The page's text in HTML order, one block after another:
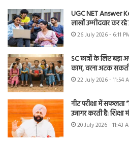
UGC NET Answer
लाखों उम्मीदवार कर
26 July 2026 - 6:11
SC छात्रों के लिए
काम, वरना अटक
22 July 2026 - 11:54
नीट परीक्षा में सफलता
उजागर करती है: शिक्षा
20 July 2026 - 11:43